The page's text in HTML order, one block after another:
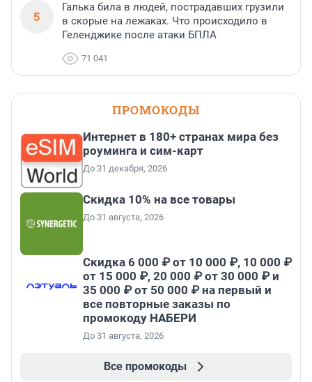
5
Галька била в людей, пострадавших грузили
в скорые на лежаках. Что происходило в
Геленджике после атаки БПЛА
71 041
ПРОМОКОДЫ
Интернет в 180+ странах мира без
роуминга и сим-карт
До 31 декабря, 2026
Скидка 10% на все товары
До 31 августа, 2026
Скидка 6 000 ₽ от 10 000 ₽, 10 000 ₽
от 15 000 ₽, 20 000 ₽ от 30 000 ₽ и
35 000 ₽ от 50 000 ₽ на первый и
все повторные заказы по
промокоду НАБЕРИ
До 31 августа, 2026
Все промокоды